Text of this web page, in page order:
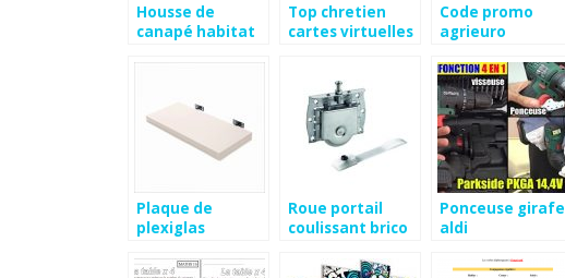
Housse de
canapé habitat
Top chretien
cartes virtuelles
Code promo
agrieuro
Plaque de
plexiglas
Roue portail
coulissant brico
Ponceuse girafe
aldi